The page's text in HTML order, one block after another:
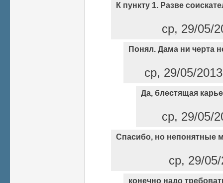
К пункту 1. Разве
ср, 29/05/
Понял. Дама ни черта
ср, 29/05/
Да, блестящая
ср, 29/05/
Спасибо, но непонятные
ср, 29/
конечно надо